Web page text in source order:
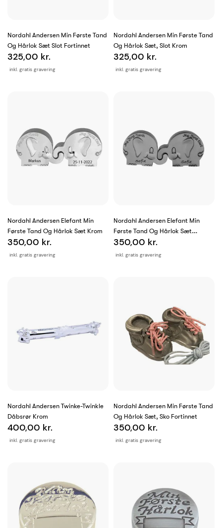
Nordahl Andersen Min Første Tand
Og Hårlok Sæt Slot Fortinnet
inkl. gratis gravering
325,00 kr.
Nordahl Andersen Min Første Tand
Og Hårlok Sæt, Slot Krom
inkl. gratis gravering
325,00 kr.
Nordahl Andersen Elefant Min
Første Tand Og Hårlok Sæt Krom
inkl. gratis gravering
350,00 kr.
Nordahl Andersen Elefant Min
Første Tand Og Hårlok Sæt
Fortinnet
inkl. gratis gravering
350,00 kr.
Nordahl Andersen Twinke-Twinkle
Dåbsrør Krom
inkl. gratis gravering
400,00 kr.
Nordahl Andersen Min Første Tand
Og Hårlok Sæt, Sko Fortinnet
inkl. gratis gravering
350,00 kr.